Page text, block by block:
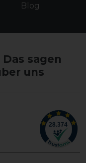
Blog
sagen
uns